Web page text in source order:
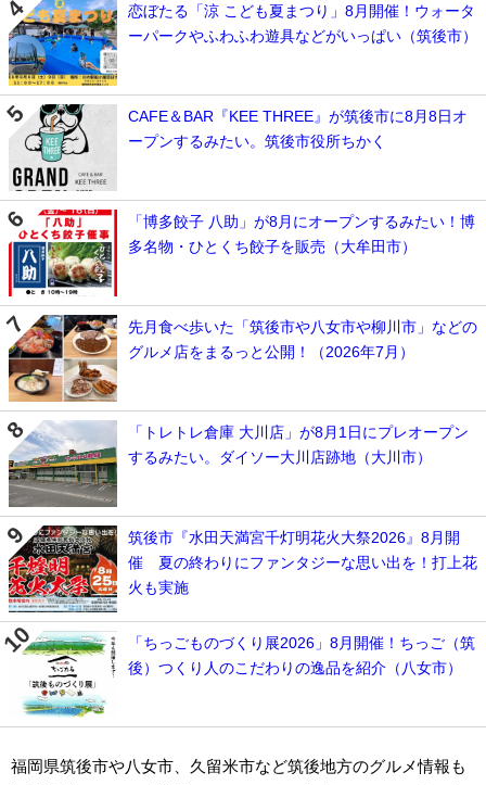
恋ぼたる「涼 こども夏まつり」8月開催！ウォータ
ーパークやふわふわ遊具などがいっぱい（筑後市）
CAFE＆BAR『KEE THREE』が筑後市に8月8日オ
ープンするみたい。筑後市役所ちかく
「博多餃子 八助」が8月にオープンするみたい！博
多名物・ひとくち餃子を販売（大牟田市）
先月食べ歩いた「筑後市や八女市や柳川市」などの
グルメ店をまるっと公開！（2026年7月）
「トレトレ倉庫 大川店」が8月1日にプレオープン
するみたい。ダイソー大川店跡地（大川市）
筑後市『水田天満宮千灯明花火大祭2026』8月開
催 夏の終わりにファンタジーな思い出を！打上花
火も実施
「ちっごものづくり展2026」8月開催！ちっご（筑
後）つくり人のこだわりの逸品を紹介（八女市）
福岡県筑後市や八女市、久留米市など筑後地方のグルメ情報も